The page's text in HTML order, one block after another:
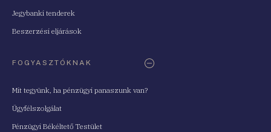
Jegybanki tenderek
Beszerzési eljárások
FOGYASZTÓKNAK
Mit tegyünk, ha pénzügyi panaszunk van?
Ügyfélszolgálat
Pénzügyi Békéltető Testület